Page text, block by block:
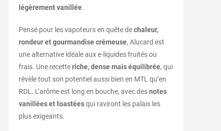
légèrement vanillée.
Pensé pour les vapoteurs en quête dechaleur,
rondeur et gourmandise crémeuse, Alucard est
une alternative idéale aux e-liquides fruités ou
frais. Une recetteriche, dense mais équilibrée, qui
révèle tout son potentiel aussi bien en MTL qu’en
RDL. L’arôme est long en bouche, avec desnotes
vanillées et toastéesqui raviront les palais les
plus exigeants.